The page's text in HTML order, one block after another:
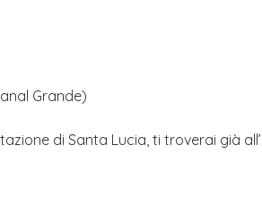
Grande)
di Santa Lucia, ti troverai già